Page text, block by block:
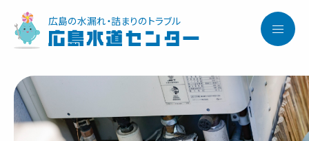
広島の水漏れ・詰まりのトラブル
広島水道センター